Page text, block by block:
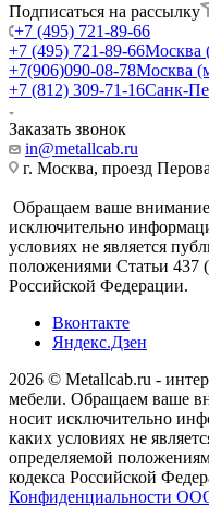
Подписаться на рассылку
+7 (495) 721-89-66
+7 (495) 721-89-66Москва
+7(906)090-08-78Москва
+7 (812) 309-71-16Санк-
Заказать звонок
in@metallcab.ru
г. Москва, проезд
Обращаем ваше
исключительно
условиях не является
положениями Статьи 437
Российской Федерации.
Вконтакте
Яндекс.Дзен
2026 © Metallcab.ru -
мебели. Обращаем ваше
носит исключительно
каких условиях не
определяемой
кодекса Российской
Конфиденциальности